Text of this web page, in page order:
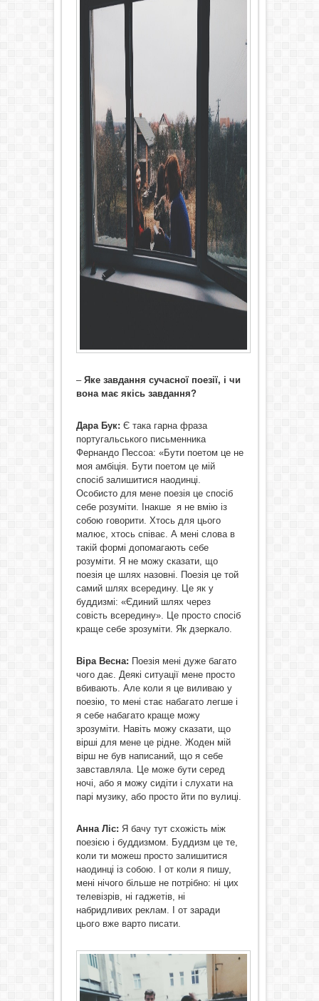
– Яке завдання сучасної поезії, і чи
вона має якісь завдання?
Дара Бук: Є така гарна фраза
португальського письменника
Фернандо Пессоа: «Бути поетом це не
моя амбіція. Бути поетом це мій
спосіб залишитися наодинці.
Особисто для мене поезія це спосіб
себе розуміти. Інакше я не вмію із
собою говорити. Хтось для цього
малює, хтось співає. А мені слова в
такій формі допомагають себе
розуміти. Я не можу сказати, що
поезія це шлях назовні. Поезія це той
самий шлях всередину. Це як у
буддизмі: «Єдиний шлях через
совість всередину». Це просто спосіб
краще себе зрозуміти. Як дзеркало.
Віра Весна: Поезія мені дуже багато
чого дає. Деякі ситуації мене просто
вбивають. Але коли я це виливаю у
поезію, то мені стає набагато легше і
я себе набагато краще можу
зрозуміти. Навіть можу сказати, що
вірші для мене це рідне. Жоден мій
вірш не був написаний, що я себе
завставляла. Це може бути серед
ночі, або я можу сидіти і слухати на
парі музику, або просто йти по вулиці.
Анна Ліс: Я бачу тут схожість між
поезією і буддизмом. Буддизм це те,
коли ти можеш просто залишитися
наодинці із собою. І от коли я пишу,
мені нічого більше не потрібно: ні цих
телевізрів, ні гаджетів, ні
набридливих реклам. І от заради
цього вже варто писати.